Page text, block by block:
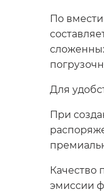
По
Для
При
Качество
эмиссии